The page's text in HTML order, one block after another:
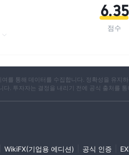
6.35
점수
를 통해 데이터를 수집합니다. 정확성을 유지
다. 투자자는 결정을 내리기 전에 공식 출처를
WikiFX(기업용 에디션) 공식 인증